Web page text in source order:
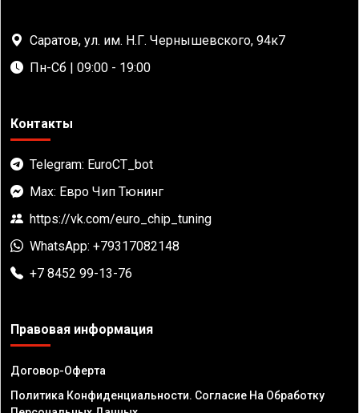
Саратов, ул. им. Н.Г. Чернышевского, 94к7
Пн-Сб | 09:00 - 19:00
Контакты
Telegram: EuroCT_bot
Max: Евро Чип Тюнинг
https://vk.com/euro_chip_tuning
WhatsApp: +79317082148
+7 8452 99-13-76
Правовая информация
Договор-Оферта
Политика Конфиденциальности. Согласие На Обработку